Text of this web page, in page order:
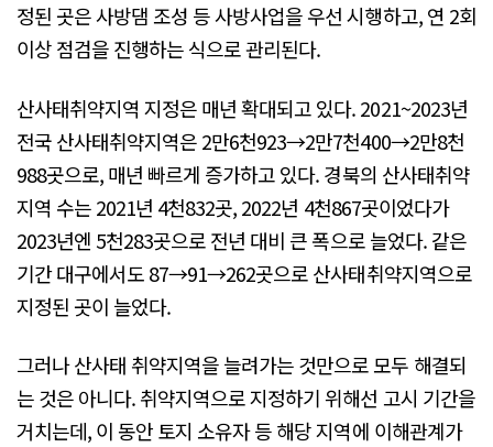
정된 곳은 사방댐 조성 등 사방사업을 우선 시행하고, 연 2회
이상 점검을 진행하는 식으로 관리된다.
산사태취약지역 지정은 매년 확대되고 있다. 2021~2023년
전국 산사태취약지역은 2만6천923→2만7천400→2만8천
988곳으로, 매년 빠르게 증가하고 있다. 경북의 산사태취약
지역 수는 2021년 4천832곳, 2022년 4천867곳이었다가
2023년엔 5천283곳으로 전년 대비 큰 폭으로 늘었다. 같은
기간 대구에서도 87→91→262곳으로 산사태취약지역으로
지정된 곳이 늘었다.
그러나 산사태 취약지역을 늘려가는 것만으로 모두 해결되
는 것은 아니다. 취약지역으로 지정하기 위해선 고시 기간을
거치는데, 이 동안 토지 소유자 등 해당 지역에 이해관계가